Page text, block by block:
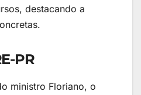
destacando a
PR
ministro Floriano, o